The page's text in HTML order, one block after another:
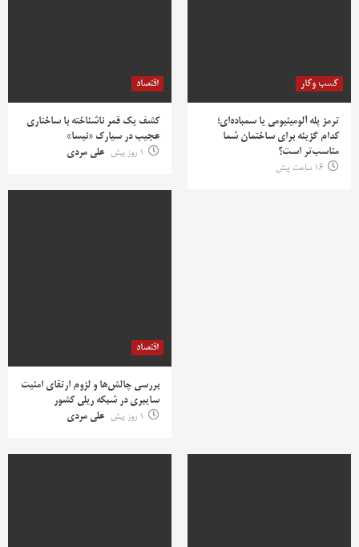
کسب وکار
ترمز پله آلومینیومی یا سمباده‌ای؛
کدام گزینه برای ساختمان شما
مناسب‌تر است؟
16 ساعت پیش
اقتصاد
کشف یک قمر ناشناخته با ساختاری
عجیب در سیارک «نیسا»
1 روز پیش
علی مردی
اقتصاد
بررسی چالش‌ها و لزوم ارتقای امنیت
سایبری در شبکه ریلی کشور
1 روز پیش
علی مردی